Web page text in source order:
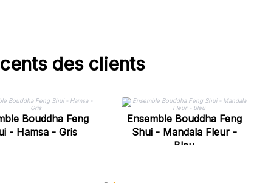
des clients
Bouddha Feng
- Hamsa - Gris
Ensemble Bouddha Feng
Shui - Mandala Fleur -
Bleu